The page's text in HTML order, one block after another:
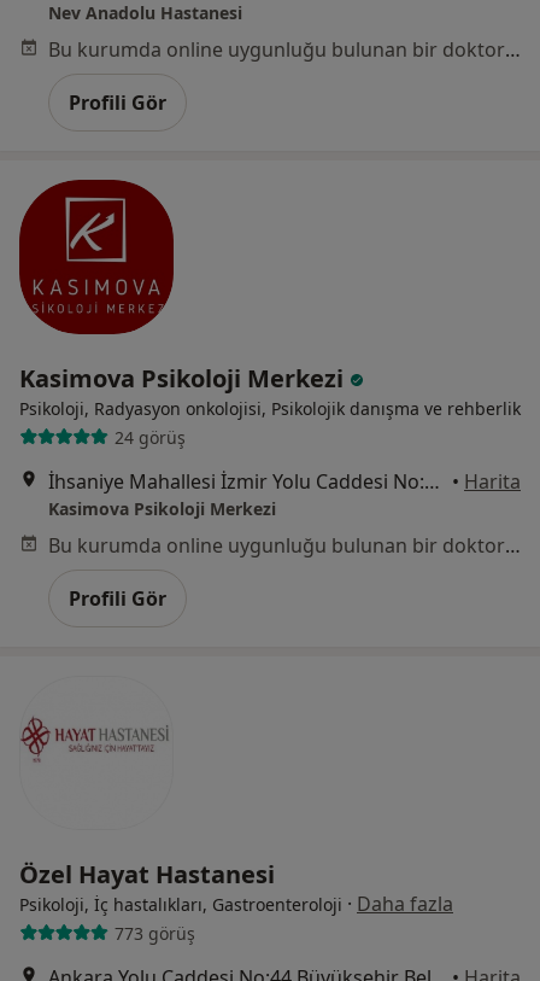
Nev Anadolu Hastanesi
Bu kurumda online uygunluğu bulunan bir doktor veya uzman bulunamadı
Profili Gör
Kasimova Psikoloji Merkezi
Psikoloji, Radyasyon onkolojisi, Psikolojik danışma ve rehberlik
24 görüş
İhsaniye Mahallesi İzmir Yolu Caddesi No:112A/7 Atalay 7 Sitesi, Nilüfer • Harita
Kasimova Psikoloji Merkezi
Bu kurumda online uygunluğu bulunan bir doktor veya uzman bulunamadı
Profili Gör
Özel Hayat Hastanesi
Psikoloji, İç hastalıkları, Gastroenteroloji · Daha fazla
773 görüş